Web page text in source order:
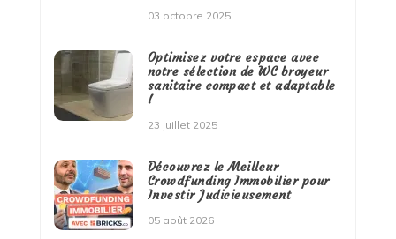
03 octobre 2025
Optimisez votre espace avec
notre sélection de WC broyeur
sanitaire compact et adaptable
!
23 juillet 2025
Découvrez le Meilleur
Crowdfunding Immobilier pour
Investir Judicieusement
05 août 2026